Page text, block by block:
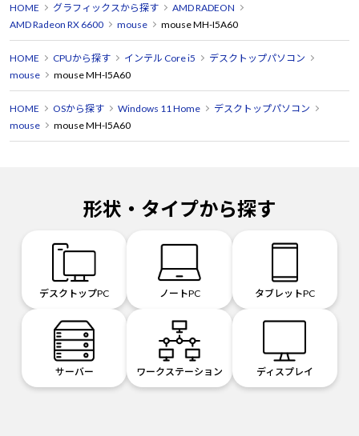
HOME グラフィックスから探す
AMD RADEON
AMD Radeon RX 6600
mouse mouse MH-I5A60
HOME CPUから探す インテル Core i5
デスクトップパソコン
mouse
mouse MH-I5A60
HOME OSから探す Windows 11 Home
デスクトップパソコン
mouse
mouse MH-I5A60
形状・タイプから探す
デスクトップPC ノートPC タブレットPC
サーバー ワークステーション ディスプレイ